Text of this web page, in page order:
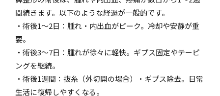
間続きます。以下のような経過が一般的です。
・術後1～2日：腫れ・内出血がピーク。冷却や安静が重
要。
・術後3～7日：腫れが徐々に軽快。ギプス固定やテーピ
ングを継続。
・術後1週間：抜糸（外切開の場合）・ギプス除去。日常
生活に復帰しやすくなる。